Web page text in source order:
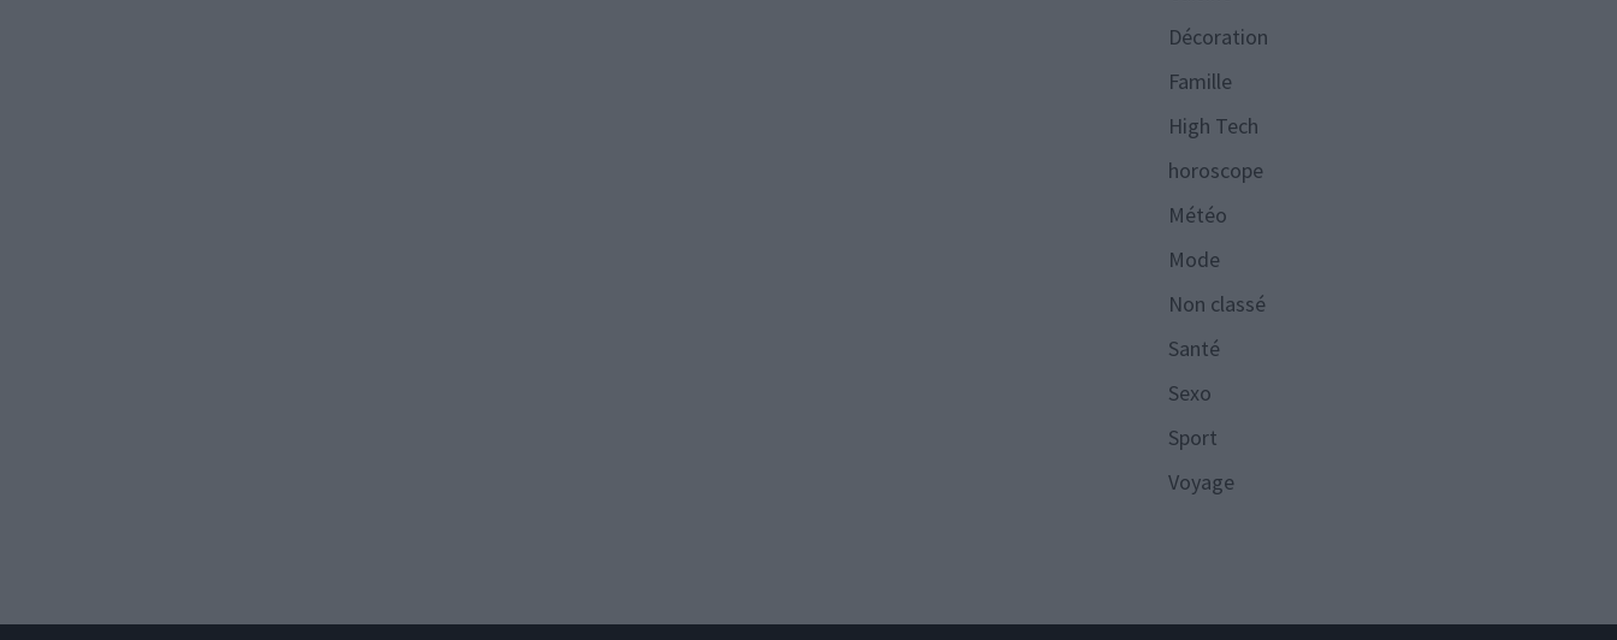
Décoration
Famille
High Tech
horoscope
Météo
Mode
Non classé
Santé
Sexo
Sport
Voyage